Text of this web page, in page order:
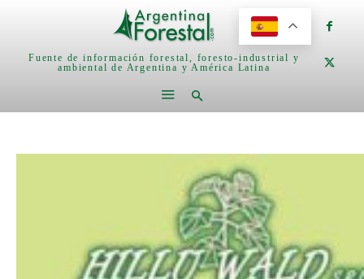
Fuente de información forestal, foresto-industrial y
ambiental de Argentina y América Latina